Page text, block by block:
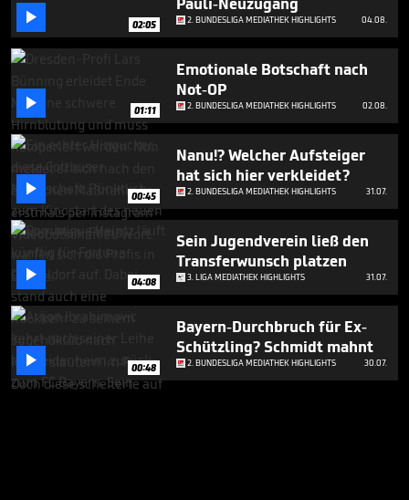
 02:05 2. BUNDESLIGA MEDIATHEK HIGHLIGHTS 04.08.
 01:11
Emotionale Botschaft nach
Not-OP
2. BUNDESLIGA MEDIATHEK HIGHLIGHTS 02.08.
 00:45
Nanu!? Welcher Aufsteiger
hat sich hier verkleidet?
2. BUNDESLIGA MEDIATHEK HIGHLIGHTS 31.07.
 04:08
Sein Jugendverein ließ den
Transferwunsch platzen
3. LIGA MEDIATHEK HIGHLIGHTS 31.07.
 00:48
Bayern-Durchbruch für Ex-
Schützling? Schmidt mahnt
2. BUNDESLIGA MEDIATHEK HIGHLIGHTS 30.07.